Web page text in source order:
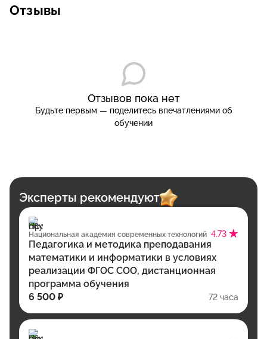
Эксперты рекомендуют
Национальная академия современных технологий 4.73
Педагогика и методика преподавания
математики и информатики в условиях
реализации ФГОС СОО, дистанционная
программа обучения
6 500 ₽
72 часа
Отзывы
Отзывов пока нет
Будьте первым — поделитесь впечатлениями об
обучении